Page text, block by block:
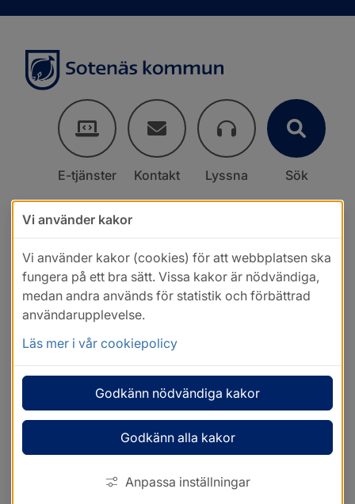
E-tjänster Kontakt Lyssna Sök
Vi använder kakor
Vi använder kakor (cookies) för att webbplatsen ska
fungera på ett bra sätt. Vissa kakor är nödvändiga,
medan andra används för statistik och förbättrad
användarupplevelse.
Läs mer i vår cookiepolicy
Godkänn nödvändiga kakor
Godkänn alla kakor
Anpassa inställningar